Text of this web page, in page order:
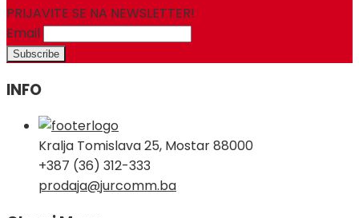
PRIJAVITE SE NA NEWSLETTER!
Email
INFO
Kralja Tomislava 25, Mostar 88000
+387 (36) 312-333
prodaja@jurcomm.ba